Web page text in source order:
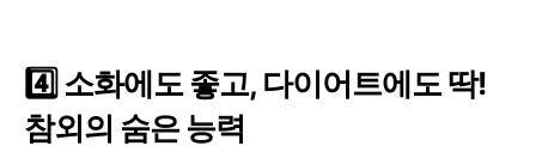
4️ 소화에도 좋고, 다이어트에도 딱!
참외의 숨은 능력